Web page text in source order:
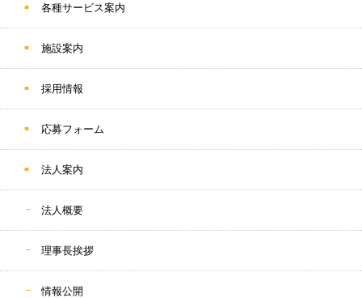
各種サービス案内
施設案内
採用情報
応募フォーム
法人案内
法人概要
理事長挨拶
情報公開